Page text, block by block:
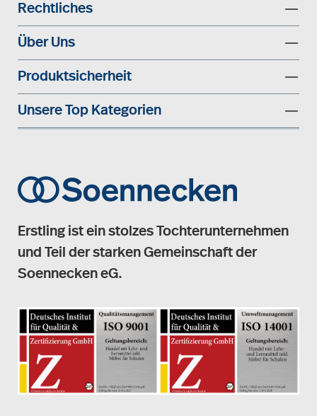
Rechtliches
Über Uns
Produktsicherheit
Unsere Top Kategorien
Erstling ist ein stolzes Tochterunternehmen
und Teil der starken Gemeinschaft der
Soennecken eG.